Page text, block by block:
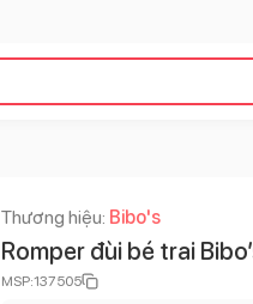
Thương hiệu: Bibo's
Romper đùi bé trai
MSP:137505